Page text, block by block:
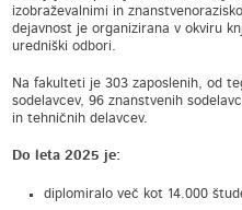
izobraževalnimi in
dejavnost je organizirana v okviru
uredniški odbori.
Na fakulteti je 303 zaposlenih, od
sodelavcev, 96 znanstvenih
in tehničnih delavcev.
Do leta 2025 je:
diplomiralo več kot 14.000